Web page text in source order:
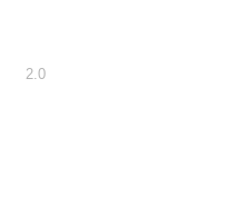
2.0